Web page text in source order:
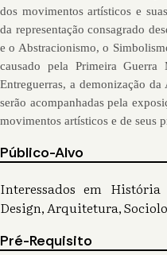
dos movimentos artísticos e
da representação consagrado
e o Abstracionismo, o
causado pela Primeira
Entreguerras, a demonização
serão acompanhadas pela
movimentos artísticos e de seus
Público-Alvo
Interessados em
Design, Arquitetura,
Pré-Requisito